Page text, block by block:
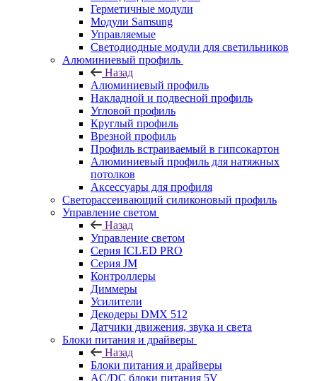
Герметичные модули
Модули Samsung
Управляемые
Светодиодные модули для светильников
Алюминиевый профиль
Назад
Алюминиевый профиль
Накладной и подвесной профиль
Угловой профиль
Круглый профиль
Врезной профиль
Профиль встраиваемый в гипсокартон
Алюминиевый профиль для натяжных
потолков
Аксессуары для профиля
Светорассеивающий силиконовый профиль
Управление светом
Назад
Управление светом
Серия ICLED PRO
Серия JM
Контроллеры
Диммеры
Усилители
Декодеры DMX 512
Датчики движения, звука и света
Блоки питания и драйверы
Назад
Блоки питания и драйверы
AC/DC блоки питания 5V